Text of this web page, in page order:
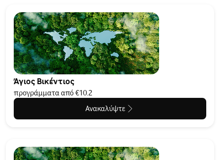
Άγιος Βικέντιος
προγράμματα από €10.2
Ανακαλύψτε